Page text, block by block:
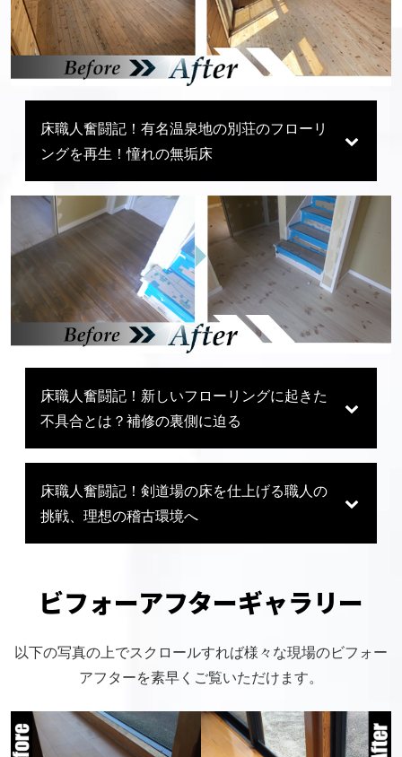
床職人奮闘記！有名温泉地の別荘のフローリ
ングを再生！憧れの無垢床
床職人奮闘記！新しいフローリングに起きた
不具合とは？補修の裏側に迫る
床職人奮闘記！剣道場の床を仕上げる職人の
挑戦、理想の稽古環境へ
ビフォーアフターギャラリー
以下の写真の上でスクロールすれば様々な現場のビフォー
アフターを素早くご覧いただけます。